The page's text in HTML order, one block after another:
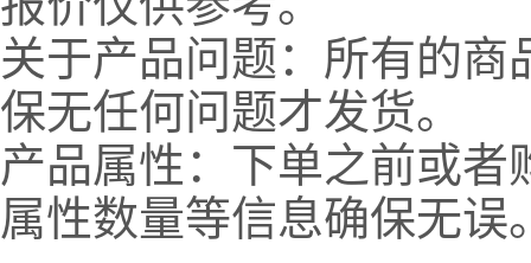
关于产品问题：所有的
保无任何问题才发货。
产品属性：下单之前或
属性数量等信息确保无误